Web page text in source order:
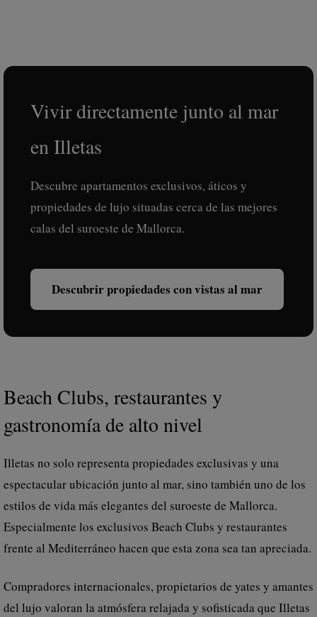
Vivir directamente junto al mar
en Illetas
Descubre apartamentos exclusivos, áticos y
propiedades de lujo situadas cerca de las mejores
calas del suroeste de Mallorca.
Descubrir propiedades con vistas al mar
Beach Clubs, restaurantes y
gastronomía de alto nivel
Illetas no solo representa propiedades exclusivas y una
espectacular ubicación junto al mar, sino también uno de los
estilos de vida más elegantes del suroeste de Mallorca.
Especialmente los exclusivos Beach Clubs y restaurantes
frente al Mediterráneo hacen que esta zona sea tan apreciada.
Compradores internacionales, propietarios de yates y amantes
del lujo valoran la atmósfera relajada y sofisticada que Illetas